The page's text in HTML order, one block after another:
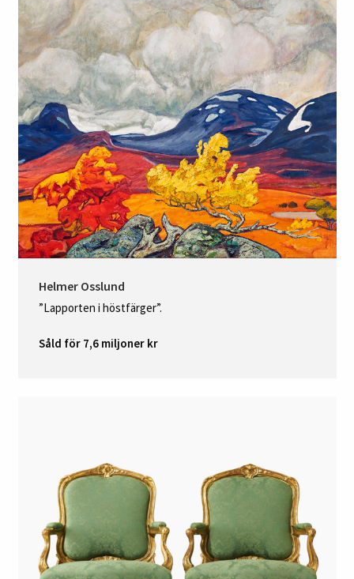
Helmer Osslund
”Lapporten i höstfärger”.
Såld för 7,6 miljoner kr